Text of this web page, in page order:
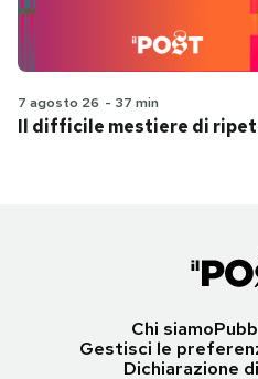
7 agosto 26 - 37 min
Il difficile mestiere di
Chi siamo
Gestisci le
Dichiarazione